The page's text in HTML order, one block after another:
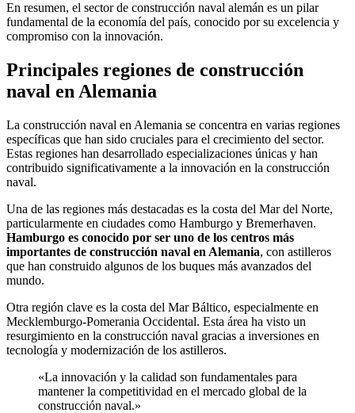
En resumen, el sector de construcción naval alemán es un pilar
fundamental de la economía del país, conocido por su excelencia y
compromiso con la innovación.
Principales regiones de construcción
naval en Alemania
La construcción naval en Alemania se concentra en varias regiones
específicas que han sido cruciales para el crecimiento del sector.
Estas regiones han desarrollado especializaciones únicas y han
contribuido significativamente a la innovación en la construcción
naval.
Una de las regiones más destacadas es la costa del Mar del Norte,
particularmente en ciudades como Hamburgo y Bremerhaven.
Hamburgo es conocido por ser uno de los centros más
importantes de construcción naval en Alemania, con astilleros
que han construido algunos de los buques más avanzados del
mundo.
Otra región clave es la costa del Mar Báltico, especialmente en
Mecklemburgo-Pomerania Occidental. Esta área ha visto un
resurgimiento en la construcción naval gracias a inversiones en
tecnología y modernización de los astilleros.
«La innovación y la calidad son fundamentales para
mantener la competitividad en el mercado global de la
construcción naval.»